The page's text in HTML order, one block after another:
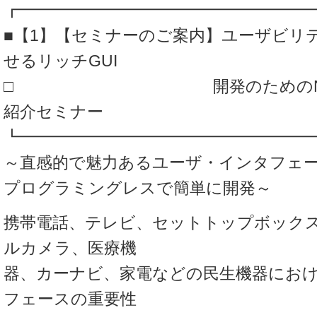
■【1】【セミナーのご案内】ユーザビリ
せるリッチGUI
□ 開発のための
紹介セミナー
～直感的で魅力あるユーザ・インタフェ
プログラミングレスで簡単に開発～
携帯電話、テレビ、セットトップボック
ルカメラ、医療機
器、カーナビ、家電などの民生機器にお
フェースの重要性